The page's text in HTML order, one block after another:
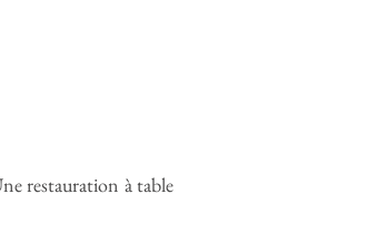
restauration à table